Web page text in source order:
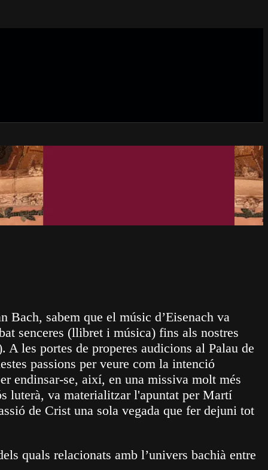
Bach, sabem que el músic d’Eisenach va
senceres (llibret i música) fins als nostres
les portes de properes audicions al Palau de
passions per veure com la intenció
endinsar-se, així, en una missiva molt més
luterà, va materialitzar l'apuntat per Martí
de Crist una sola vegada que fer dejuni tot
quals relacionats amb l’univers bachià entre